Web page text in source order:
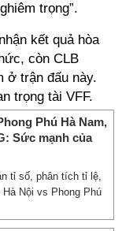
trọng”.
kết quả hòa
còn CLB
ở trận đấu này.
trọng tài VFF.
Phú Hà Nam,
Sức mạnh của
tỉ số, phân tích tỉ lệ,
Nội vs Phong Phú